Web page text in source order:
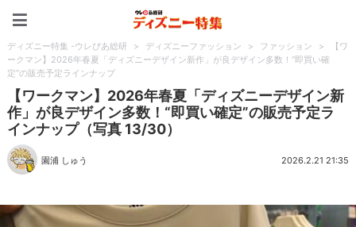
ディズニー特集 -ウレぴあ総研 > ディズニーファッション > ファッション >
【ワ
ークマン】2026年春夏「ディズニーデザイン新作」が良デザイン多数！“即買い確
定”の販売予定ラインナップ
【ワークマン】2026年春夏「ディズニーデザイン新
作」が良デザイン多数！“即買い確定”の販売予定ラ
インナップ（写真 13/30）
園浦 しゅう 2026.2.21 21:35